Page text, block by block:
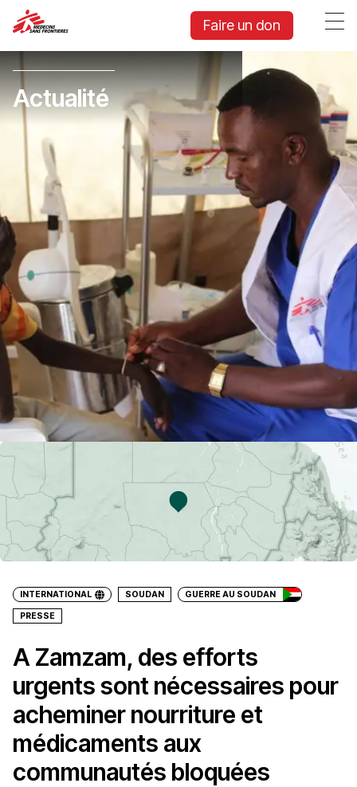
Faire un don
Actualité
INTERNATIONAL SOUDAN GUERRE AU SOUDAN
PRESSE
A Zamzam, des efforts
urgents sont nécessaires pour
acheminer nourriture et
médicaments aux
communautés bloquées